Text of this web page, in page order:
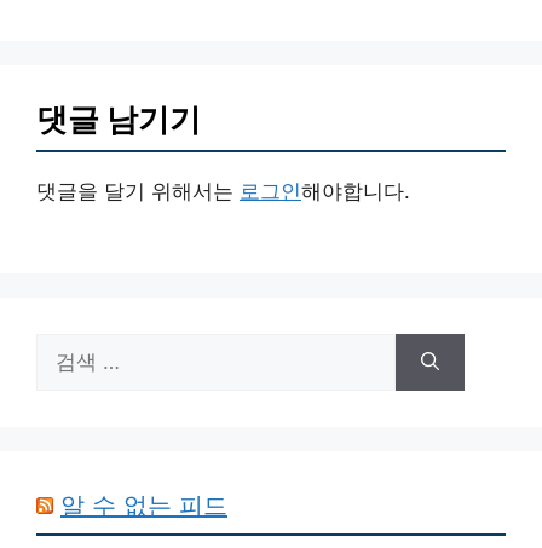
댓글 남기기
댓글을 달기 위해서는 로그인해야합니다.
색:
알 수 없는 피드